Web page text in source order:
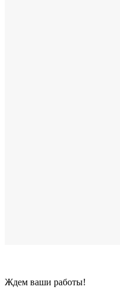
Ждем ваши работы!